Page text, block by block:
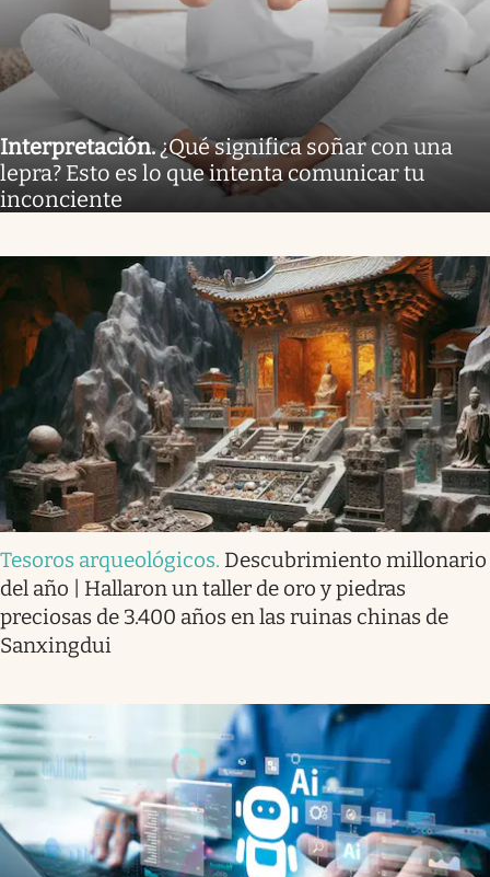
Interpretación.¿Qué significa soñar con una
lepra? Esto es lo que intenta comunicar tu
inconciente
Tesoros arqueológicos. Descubrimiento millonario
del año | Hallaron un taller de oro y piedras
preciosas de 3.400 años en las ruinas chinas de
Sanxingdui